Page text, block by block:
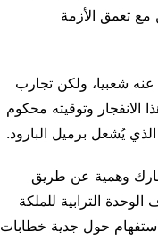
مع تعمق الأزمة
شعبيا، ولكن تجارب
الانفجار وتوقيته محكوم
يُشعل برميل البارود.
وهمية عن طريق
الترابية للملكة
استفهام حول جدية خطابات